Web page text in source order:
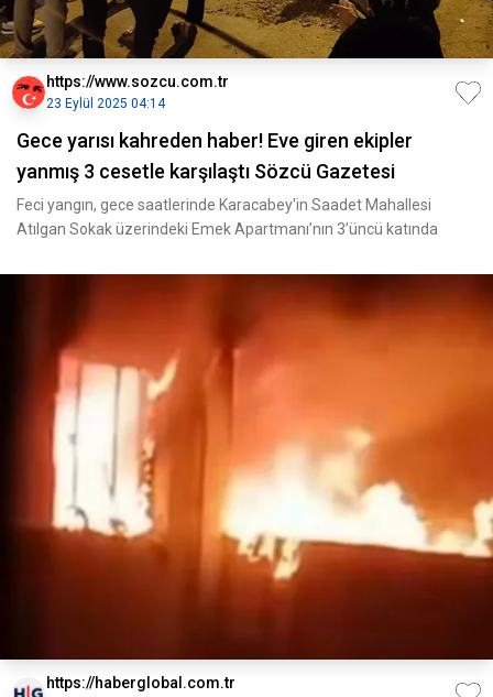
https://www.sozcu.com.tr
23 Eylül 2025 04:14
Gece yarısı kahreden haber! Eve giren ekipler
yanmış 3 cesetle karşılaştı Sözcü Gazetesi
Feci yangın, gece saatlerinde Karacabey'in Saadet Mahallesi
Atılgan Sokak üzerindeki Emek Apartmanı’nın 3’üncü katında
https://haberglobal.com.tr